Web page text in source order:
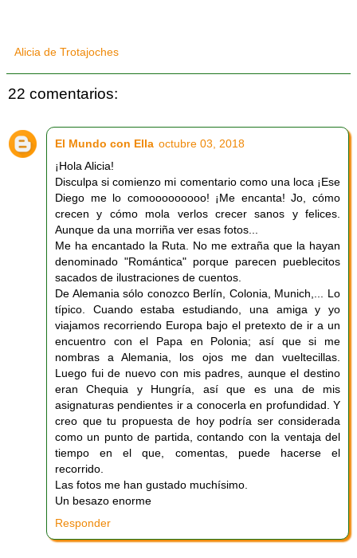
Alicia de Trotajoches
22 comentarios:
El Mundo con Ella octubre 03, 2018
¡Hola Alicia!
Disculpa si comienzo mi comentario como una loca ¡Ese
Diego me lo comooooooooo! ¡Me encanta! Jo, cómo
crecen y cómo mola verlos crecer sanos y felices.
Aunque da una morriña ver esas fotos...
Me ha encantado la Ruta. No me extraña que la hayan
denominado "Romántica" porque parecen pueblecitos
sacados de ilustraciones de cuentos.
De Alemania sólo conozco Berlín, Colonia, Munich,... Lo
típico. Cuando estaba estudiando, una amiga y yo
viajamos recorriendo Europa bajo el pretexto de ir a un
encuentro con el Papa en Polonia; así que si me
nombras a Alemania, los ojos me dan vueltecillas.
Luego fui de nuevo con mis padres, aunque el destino
eran Chequia y Hungría, así que es una de mis
asignaturas pendientes ir a conocerla en profundidad. Y
creo que tu propuesta de hoy podría ser considerada
como un punto de partida, contando con la ventaja del
tiempo en el que, comentas, puede hacerse el
recorrido.
Las fotos me han gustado muchísimo.
Un besazo enorme
Responder